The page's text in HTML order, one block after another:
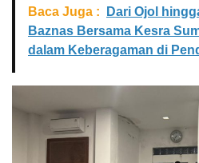
Baca Juga :
Dari Ojol
Baznas Bersama Kesra
dalam Keberagaman di